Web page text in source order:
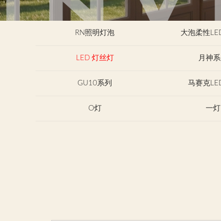
RN照明灯泡 大泡柔性
LED 灯丝灯 月神
GU10系列 马赛克
O灯 一灯